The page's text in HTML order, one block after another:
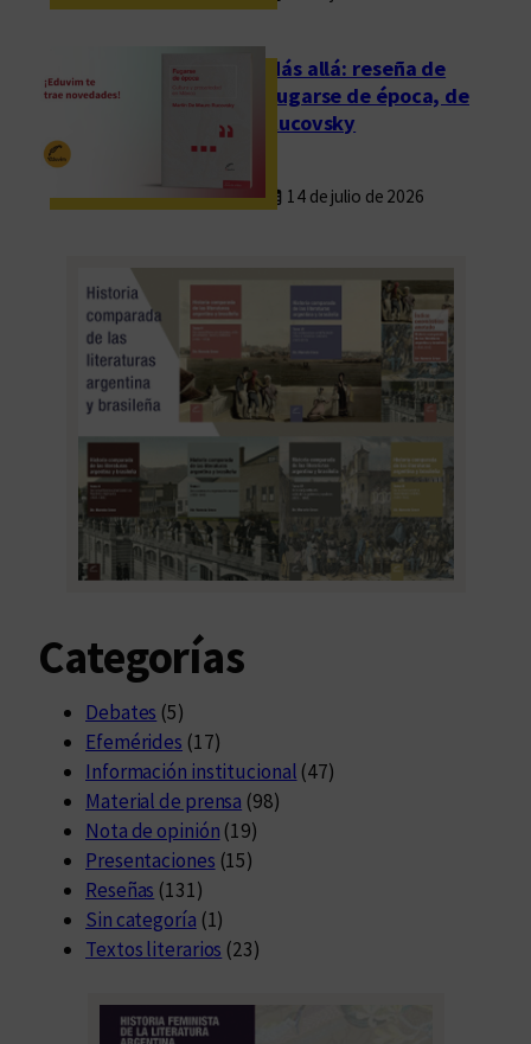
g
/
E
i
t
r
/
P
u
b
i
c
a
r
”
Más allá: reseña de
Fugarse de época, de
Rucovsky
14 de julio de 2026
Categorías
Debates (5)
Efemérides (17)
Información institucional (47)
Material de prensa (98)
Nota de opinión (19)
Presentaciones (15)
Reseñas (131)
Sin categoría (1)
Textos literarios (23)